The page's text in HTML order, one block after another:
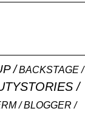
BACKSTAGE
BLOGGER